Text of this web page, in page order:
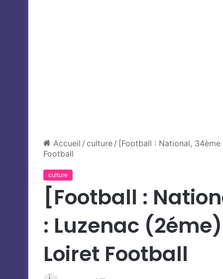
Accueil / culture / [Football : National,
Football
culture
[Football :
: Luzenac
Loiret Football